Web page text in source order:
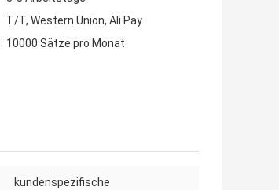
T/T, Western Union, Ali Pay
10000 Sätze pro Monat
kundenspezifische